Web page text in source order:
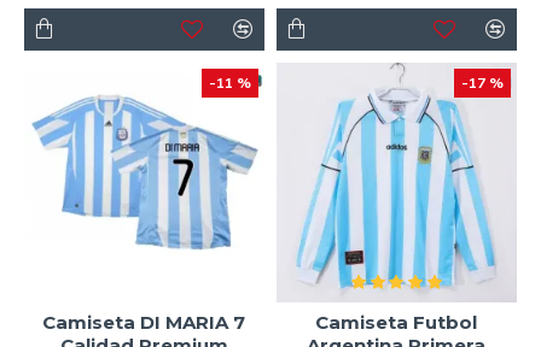
-11 %
Camiseta DI MARIA 7
-17 %
Camiseta Futbol